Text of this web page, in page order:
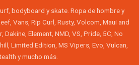
bodyboard y skate. Ropa de hombre y
Vans, Rip Curl, Rusty, Volcom, Maui and
Dakine, Element, NMD, VS, Pride, 5C, No
Limited Edition, MS Vipers, Evo, Vulcan,
y mucho más.